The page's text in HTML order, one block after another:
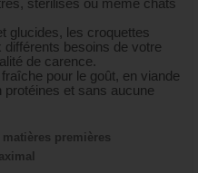
stérilisés ou même chats
glucides, les croquettes
besoins de votre
de carence.
pour le goût, en viande
protéines et sans aucune
premières